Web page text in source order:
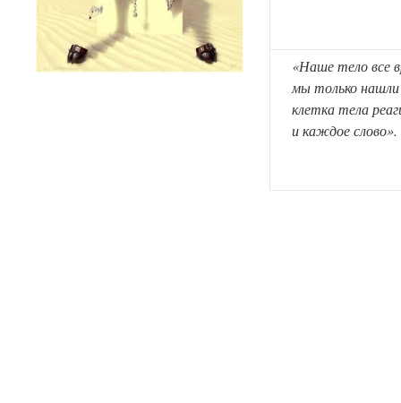
«Наше тело все
мы только
клетка тела
и каждое слово».